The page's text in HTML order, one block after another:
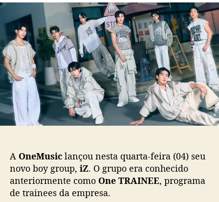
r
d
o
p
o
t
d
e
p
u
b
l
i
c
a
ç
o
Z
f
a
z
d
e
b
u
t
o
f
i
a
l
c
A OneMusic lançou nesta quarta-feira (04) seu
novo boy group, iZ. O grupo era conhecido
anteriormente como One TRAINEE, programa
de trainees da empresa.